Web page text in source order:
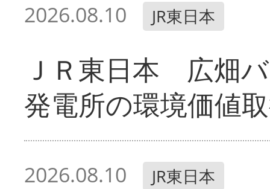
2026.08.10 JR東日本
ＪＲ東日本 広畑
発電所の環境価値
2026.08.10 JR東日本